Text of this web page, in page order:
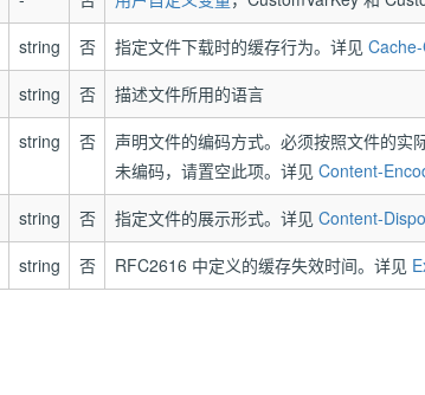
string 否 指定文件下载时的缓存行为。详见
string 否
描述文件所用的语言
string 否
声明文件的编码方式。必须按照文件的实
未编码，请置空此项。详见 Content-
string 否 指定文件的展示形式。详见 Content-
string 否 RFC2616 中定义的缓存失效时间。详见